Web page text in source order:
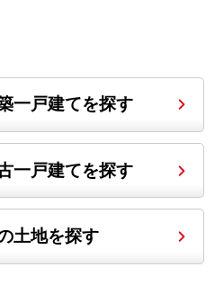
一戸建てを探す
一戸建てを探す
土地を探す